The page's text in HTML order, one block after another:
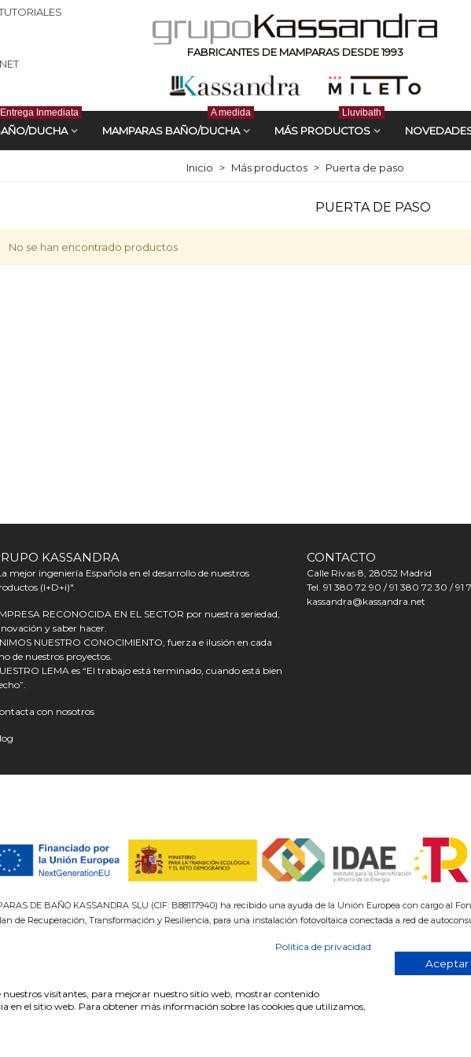
FABRICANTES DE MAMPARAS DESDE 1993
DUCHA
Entrega Inmediata
MAMPARAS BAÑO/DUCHA
A medida
MÁS PRODUCTOS
Lluvibath
Inicio > Más productos > Puerta de paso
PUERTA DE PASO
No se han encontrado productos
KASSANDRA
mejor ingeniería Española en el desarrollo de nuestros
(I+D+i)".
RECONOCIDA EN EL SECTOR por nuestra seriedad,
y saber hacer.
NUESTRO CONOCIMIENTO, fuerza e ilusión en cada
de nuestros proyectos.
LEMA es “El trabajo está terminado, cuando está bien
con nosotros
CONTACTO
Calle Rivas 8, 28052 Madrid
Tel. 91 380 72 90 / 91 380 72 30 / 91
kassandra@kassandra.net
DE BAÑO KASSANDRA SLU (CIF: B88117940) ha recibido una ayuda de la Unión Europea con cargo al
de Recuperación, Transformación y Resiliencia, para una instalación fotovoltaica conectada a red de
renovable, así como la implantación de sistemas térmicos renovables en el sector residencial del Ministerio
Política de privacidad
nuestros visitantes, para mejorar nuestro sitio web, mostrar contenido
en el sitio web. Para obtener más información sobre las cookies que utilizamos,